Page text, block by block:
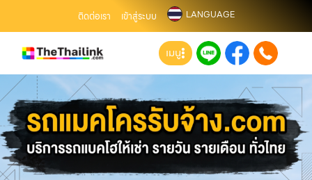
ติดต่อเรา เข้าสู่ระบบ LANGUAGE
เมนู